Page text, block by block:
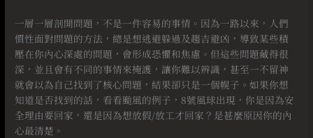
一層一層剖開問題，不是一件容易的事情。因為一路以來，人們
慣性面對問題的方法，總是想逃避躲過及趨吉避凶，導致某些積
壓在你內心深處的問題，會形成恐懼和焦慮。但這些問題藏得很
深，並且會有不同的事情來掩護，讓你難以辨識，甚至一不留神
就會以為自己找到了核心問題，結果卻只是一個幌子。如果你想
知道是否找到的話，看看颱風的例子，8號風球出現，你是因為安
全理由要回家，還是因為想放假/放工才回家？是甚麼原因你的內
心最清楚。